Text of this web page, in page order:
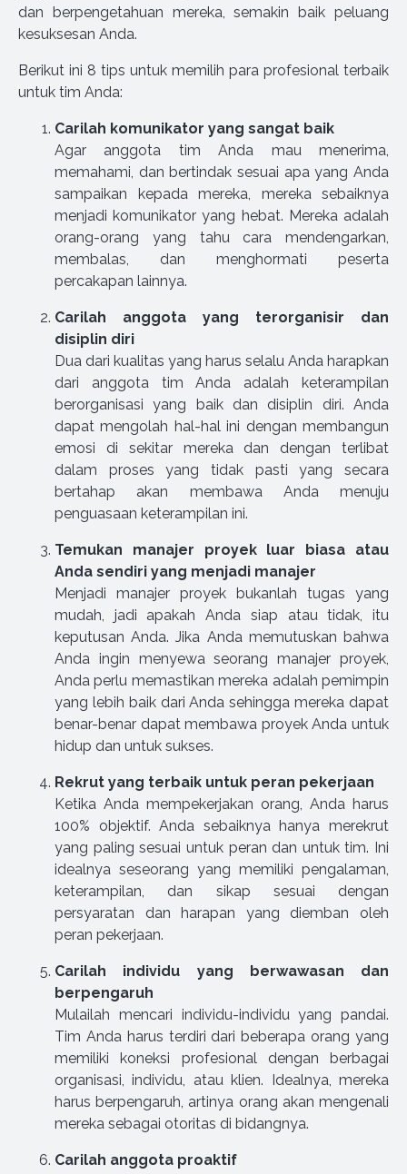
dan berpengetahuan mereka, semakin baik peluang
kesuksesan Anda.
Berikut ini 8 tips untuk memilih para profesional terbaik
untuk tim Anda:
Carilah komunikator yang sangat baik
Agar anggota tim Anda mau menerima,
memahami, dan bertindak sesuai apa yang Anda
sampaikan kepada mereka, mereka sebaiknya
menjadi komunikator yang hebat. Mereka adalah
orang-orang yang tahu cara mendengarkan,
membalas, dan menghormati peserta
percakapan lainnya.
Carilah anggota yang terorganisir dan
disiplin diri
Dua dari kualitas yang harus selalu Anda harapkan
dari anggota tim Anda adalah keterampilan
berorganisasi yang baik dan disiplin diri. Anda
dapat mengolah hal-hal ini dengan membangun
emosi di sekitar mereka dan dengan terlibat
dalam proses yang tidak pasti yang secara
bertahap akan membawa Anda menuju
penguasaan keterampilan ini.
Temukan manajer proyek luar biasa atau
Anda sendiri yang menjadi manajer
Menjadi manajer proyek bukanlah tugas yang
mudah, jadi apakah Anda siap atau tidak, itu
keputusan Anda. Jika Anda memutuskan bahwa
Anda ingin menyewa seorang manajer proyek,
Anda perlu memastikan mereka adalah pemimpin
yang lebih baik dari Anda sehingga mereka dapat
benar-benar dapat membawa proyek Anda untuk
hidup dan untuk sukses.
Rekrut yang terbaik untuk peran pekerjaan
Ketika Anda mempekerjakan orang, Anda harus
100% objektif. Anda sebaiknya hanya merekrut
yang paling sesuai untuk peran dan untuk tim. Ini
idealnya seseorang yang memiliki pengalaman,
keterampilan, dan sikap sesuai dengan
persyaratan dan harapan yang diemban oleh
peran pekerjaan.
Carilah individu yang berwawasan dan
berpengaruh
Mulailah mencari individu-individu yang pandai.
Tim Anda harus terdiri dari beberapa orang yang
memiliki koneksi profesional dengan berbagai
organisasi, individu, atau klien. Idealnya, mereka
harus berpengaruh, artinya orang akan mengenali
mereka sebagai otoritas di bidangnya.
Carilah anggota proaktif